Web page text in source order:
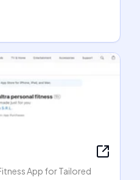
App for Tailored